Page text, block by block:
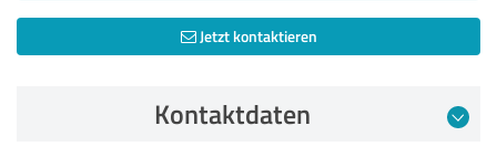
Jetzt kontaktieren
Kontaktdaten